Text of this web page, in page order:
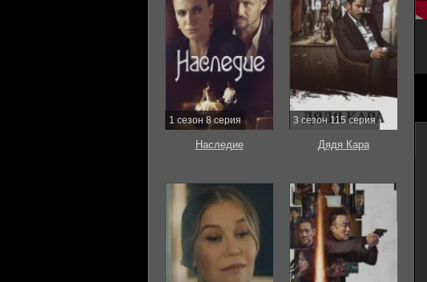
1 сезон 8 серия
Наследие
3 сезон 115 серия
Дядя Кара